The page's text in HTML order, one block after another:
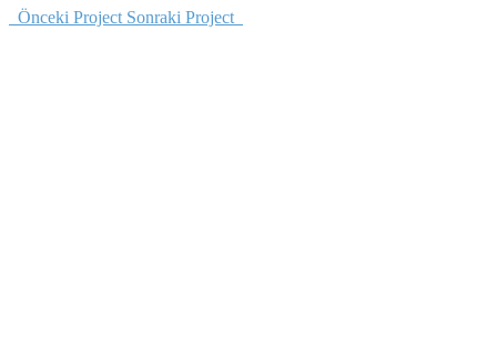
Önceki Project Sonraki Project